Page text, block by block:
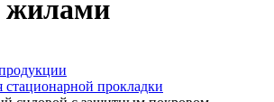
прокладки